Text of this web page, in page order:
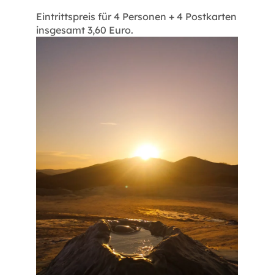
Eintrittspreis für 4 Personen + 4 Postkarten
insgesamt 3,60 Euro.